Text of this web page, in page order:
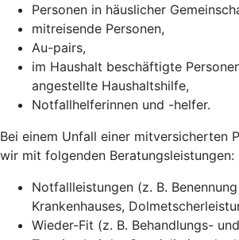
Personen in häuslicher
mitreisende Personen,
Au-pairs,
im Haushalt beschäftigte
angestellte Haushaltshilfe,
Notfallhelferinnen und -helfer.
Bei einem Unfall einer mitversicherten
wir mit folgenden Beratungsleistungen:
Notfallleistungen (z. B.
Krankenhauses,
Wieder-Fit (z. B. Behandlungs-